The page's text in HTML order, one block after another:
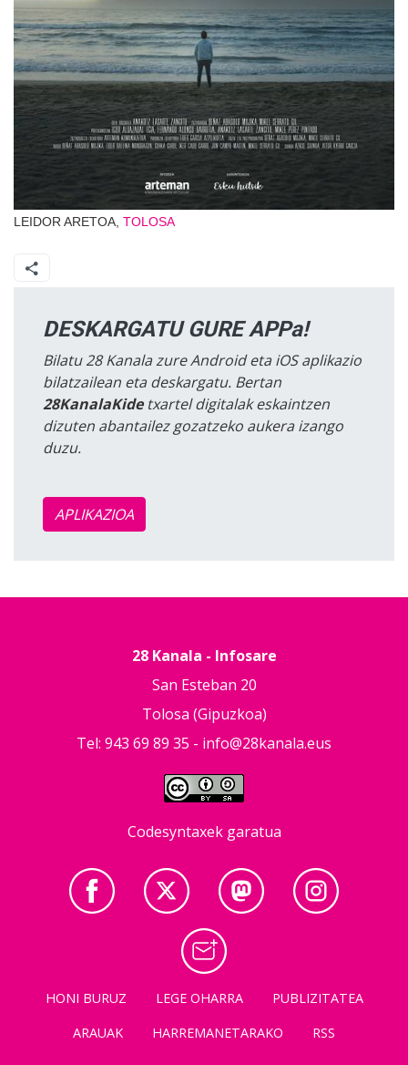
LEIDOR ARETOA, TOLOSA
DESKARGATU GURE APPa!
Bilatu 28 Kanala zure Android eta iOS aplikazio
bilatzailean eta deskargatu. Bertan
28KanalaKidetxartel digitalak eskaintzen
dizuten abantailez gozatzeko aukera izango
duzu.
APLIKAZIOA
28 Kanala - Infosare
San Esteban 20
Tolosa (Gipuzkoa)
Tel: 943 69 89 35 - info@28kanala.eus
Codesyntaxek garatua
HONI BURUZ LEGE OHARRA
PUBLIZITATEA
ARAUAK
HARREMANETARAKO RSS